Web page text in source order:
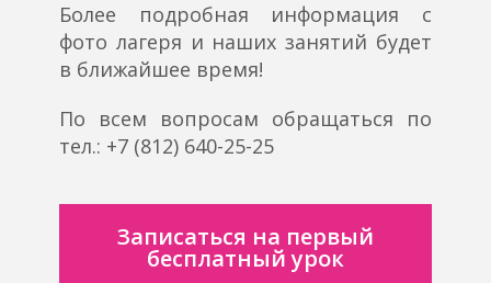
Более подробная информация с
фото лагеря и наших занятий будет
в ближайшее время!
По всем вопросам обращаться по
тел.: +7 (812) 640-25-25
Записаться на первый
бесплатный урок